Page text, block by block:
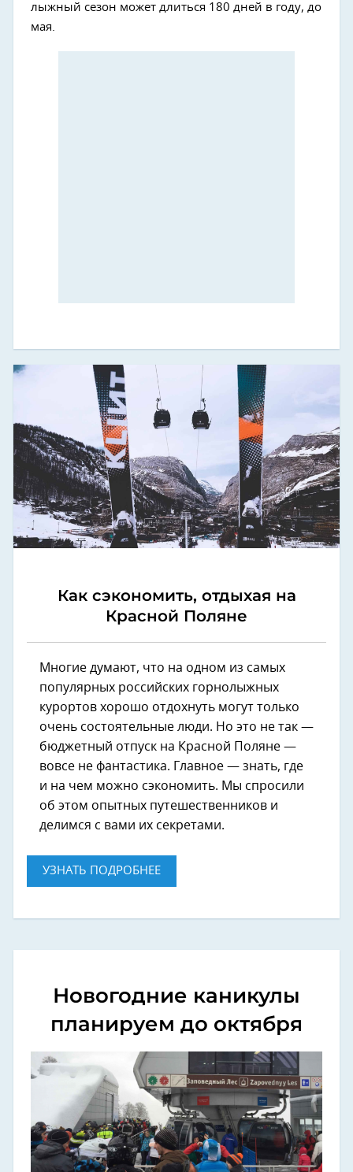
лыжный сезон может длиться 180 дней в году, до
мая.
Как сэкономить, отдыхая на
Красной Поляне
Многие думают, что на одном из самых
популярных российских горнолыжных
курортов хорошо отдохнуть могут только
очень состоятельные люди. Но это не так —
бюджетный отпуск на Красной Поляне —
вовсе не фантастика. Главное — знать, где
и на чем можно сэкономить. Мы спросили
об этом опытных путешественников и
делимся с вами их секретами.
УЗНАТЬ ПОДРОБНЕЕ
Новогодние каникулы
планируем до октября